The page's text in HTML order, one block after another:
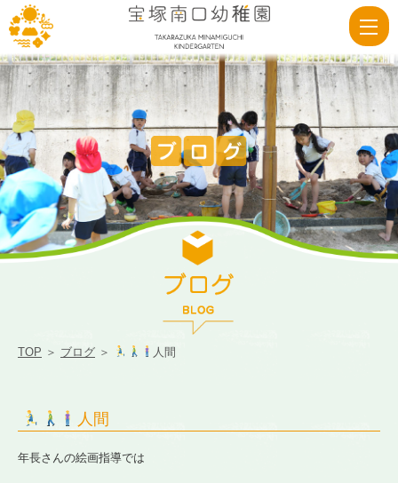
人
間
宝
塚
南
園
TOP ＞ ブログ ＞ 人間
人間
年長さんの絵画指導では